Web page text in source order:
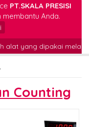
PT.SKALA PRESISI
Anda.
yang dipakai
Counting